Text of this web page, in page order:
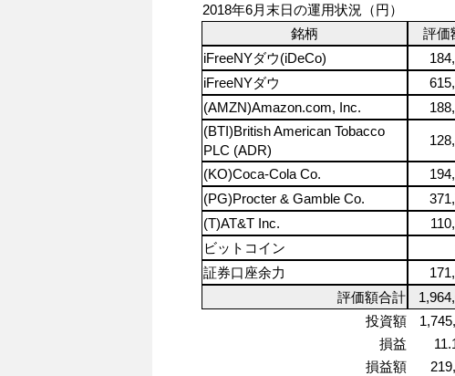
2018年6月末日の運用状況（円）
銘柄
評価
iFreeNYダウ(iDeCo)
iFreeNYダウ
(AMZN)Amazon.com, Inc.
(BTI)British American Tobacco
PLC (ADR)
(KO)Coca-Cola Co.
(PG)Procter & Gamble Co.
(T)AT&T Inc.
ビットコイン
証券口座余力
評価額合計
投資額
損益
損益額